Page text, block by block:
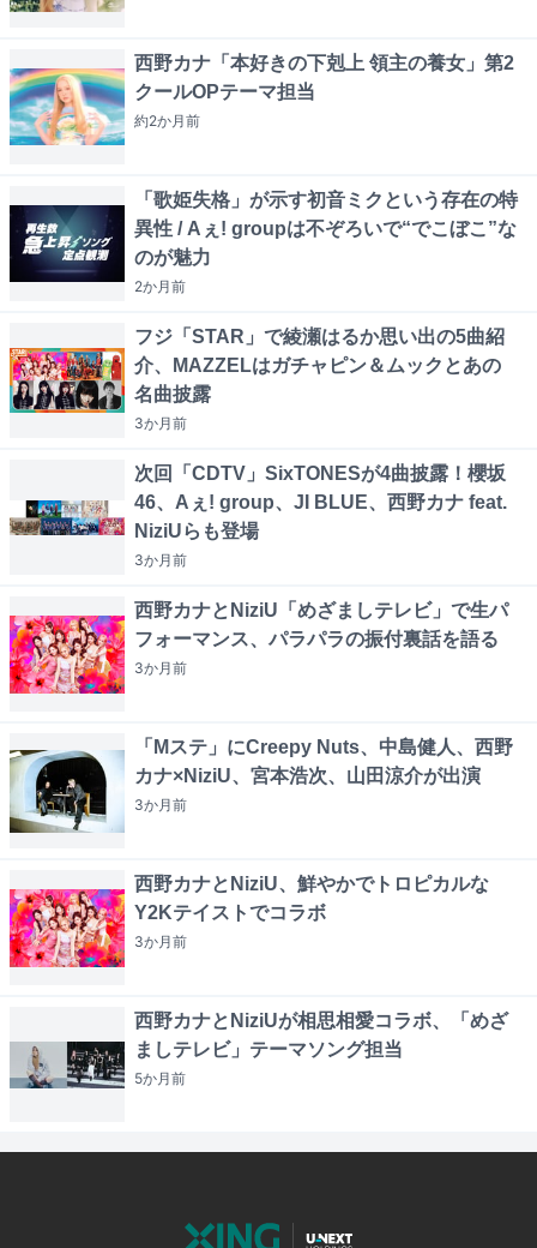
西野カナ「本好きの下剋上 領主の養女」第2
クールOPテーマ担当
約2か月前
「歌姫失格」が示す初音ミクという存在の特
異性 / Aぇ! groupは不ぞろいで“でこぼこ”な
のが魅力
2か月前
フジ「STAR」で綾瀬はるか思い出の5曲紹
介、MAZZELはガチャピン＆ムックとあの
名曲披露
3か月前
次回「CDTV」SixTONESが4曲披露！櫻坂
46、Aぇ! group、JI BLUE、西野カナ feat.
NiziUらも登場
3か月前
西野カナとNiziU「めざましテレビ」で生パ
フォーマンス、パラパラの振付裏話を語る
3か月前
「Mステ」にCreepy Nuts、中島健人、西野
カナ×NiziU、宮本浩次、山田涼介が出演
3か月前
西野カナとNiziU、鮮やかでトロピカルな
Y2Kテイストでコラボ
3か月前
西野カナとNiziUが相思相愛コラボ、「めざ
ましテレビ」テーマソング担当
5か月前